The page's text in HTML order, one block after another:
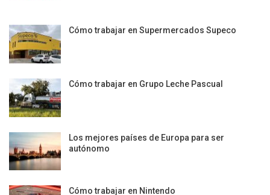
Cómo trabajar en Supermercados Supeco
Cómo trabajar en Grupo Leche Pascual
Los mejores países de Europa para ser
autónomo
Cómo trabajar en Nintendo